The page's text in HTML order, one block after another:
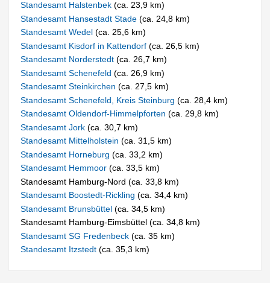
Standesamt Halstenbek(ca. 23,9 km)
Standesamt Hansestadt Stade(ca. 24,8 km)
Standesamt Wedel(ca. 25,6 km)
Standesamt Kisdorf in Kattendorf(ca. 26,5 km)
Standesamt Norderstedt(ca. 26,7 km)
Standesamt Schenefeld(ca. 26,9 km)
Standesamt Steinkirchen(ca. 27,5 km)
Standesamt Schenefeld, Kreis Steinburg(ca. 28,4 km)
Standesamt Oldendorf-Himmelpforten(ca. 29,8 km)
Standesamt Jork(ca. 30,7 km)
Standesamt Mittelholstein(ca. 31,5 km)
Standesamt Horneburg(ca. 33,2 km)
Standesamt Hemmoor(ca. 33,5 km)
Standesamt Hamburg-Nord (ca. 33,8 km)
Standesamt Boostedt-Rickling(ca. 34,4 km)
Standesamt Brunsbüttel(ca. 34,5 km)
Standesamt Hamburg-Eimsbüttel (ca. 34,8 km)
Standesamt SG Fredenbeck(ca. 35 km)
Standesamt Itzstedt(ca. 35,3 km)